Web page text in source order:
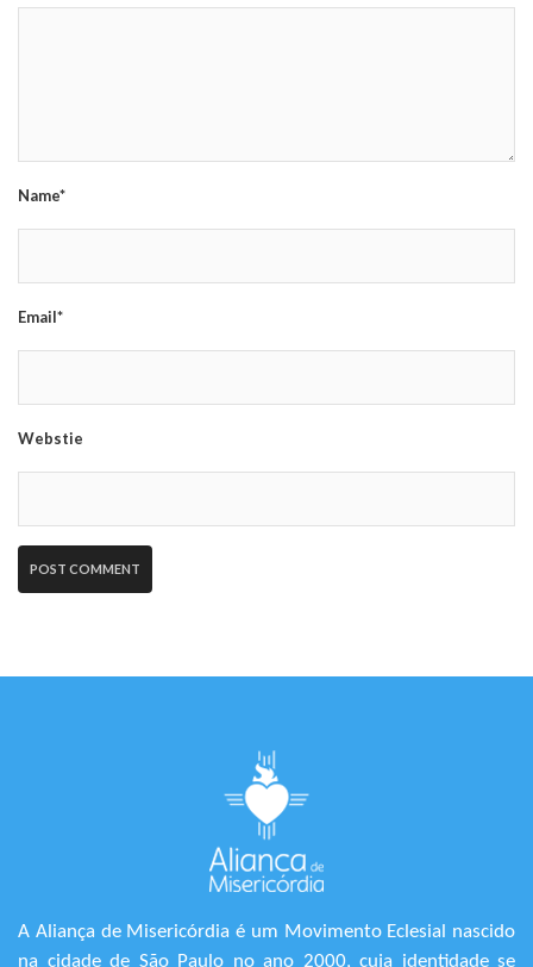
Name*
Email*
Webstie
A Aliança de Misericórdia é um Movimento Eclesial nascido
na cidade de São Paulo no ano 2000, cuja identidade se